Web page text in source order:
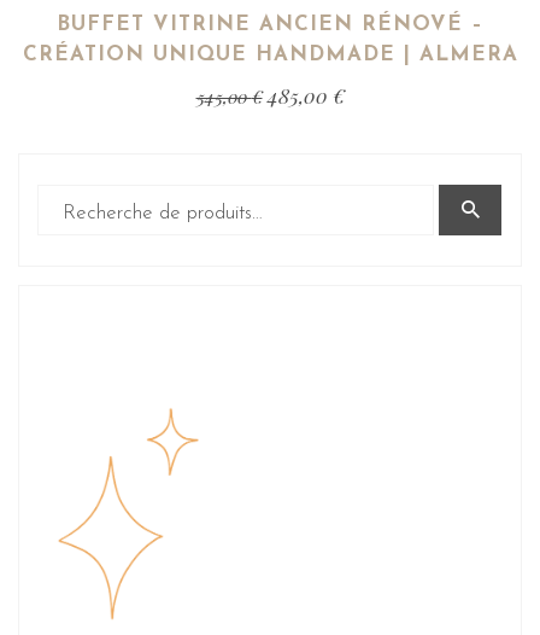
BUFFET VITRINE ANCIEN RÉNOVÉ –
CRÉATION UNIQUE HANDMADE | ALMERA
545,00€ 485,00 €